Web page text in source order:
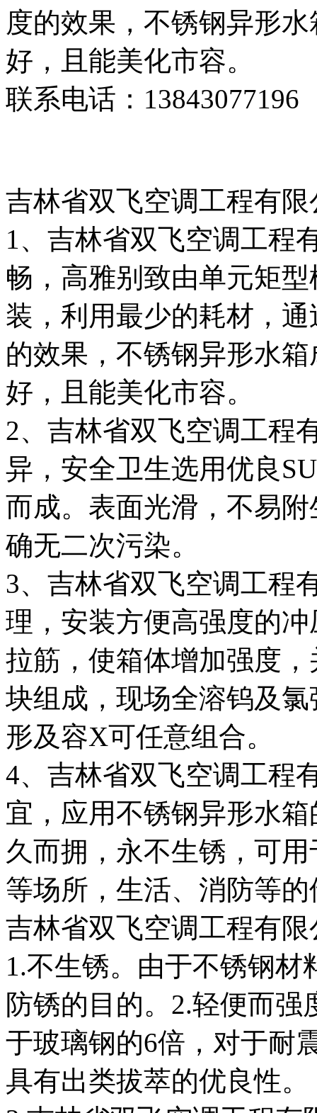
度的效果，不锈钢异形
好，且能美化市容。
联系电话： 13843077196
吉林省双飞空调工程有
1、吉林省双飞空调工程
畅，高雅别致由单元矩
装，利用最少的耗材，
的效果，不锈钢异形水
好，且能美化市容。
2、吉林省双飞空调工程
异，安全卫生选用优良
而成。表面光滑，不易
确无二次污染。
3、吉林省双飞空调工程
理，安装方便高强度的
拉筋，使箱体增加强度
块组成，现场全溶钨及
形及容X可任意组合。
4、吉林省双飞空调工程
宜，应用不锈钢异形水
久而拥，永不生锈，可
等场所，生活、消防等
吉林省双飞空调工程有
1.不生锈。由于不锈钢
防锈的目的。2.轻便而
于玻璃钢的6倍，对于耐
具有出类拔萃的优良性。